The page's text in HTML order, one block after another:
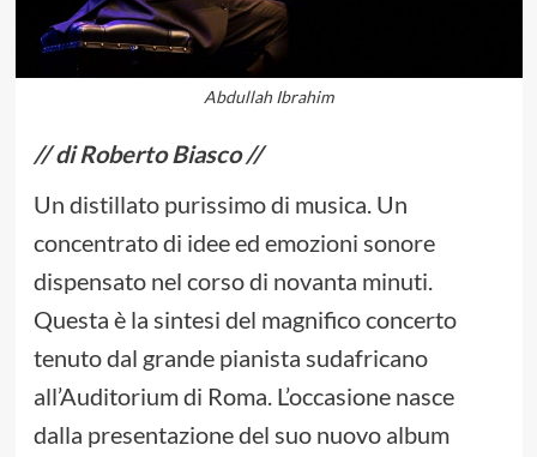
Abdullah Ibrahim
// di Roberto Biasco //
Un distillato purissimo di musica. Un
concentrato di idee ed emozioni sonore
dispensato nel corso di novanta minuti.
Questa è la sintesi del magnifico concerto
tenuto dal grande pianista sudafricano
all’Auditorium di Roma. L’occasione nasce
dalla presentazione del suo nuovo album